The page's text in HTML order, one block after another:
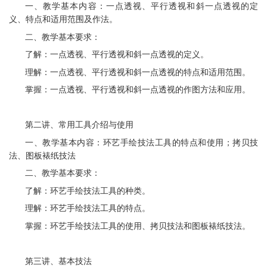
一、教学基本内容：一点透视、平行透视和斜一点透视的定
义、特点和适用范围及作法。
二、教学基本要求：
了解：一点透视、平行透视和斜一点透视的定义。
理解：一点透视、平行透视和斜一点透视的特点和适用范围。
掌握：一点透视、平行透视和斜一点透视的作图方法和应用。
第二讲、常用工具介绍与使用
一、教学基本内容：环艺手绘技法工具的特点和使用；拷贝技
法、图板裱纸技法
二、教学基本要求：
了解：环艺手绘技法工具的种类。
理解：环艺手绘技法工具的特点。
掌握：环艺手绘技法工具的使用、拷贝技法和图板裱纸技法。
第三讲、基本技法